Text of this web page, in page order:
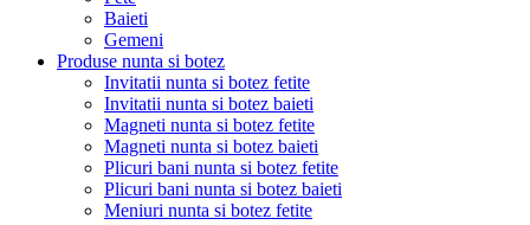
Baieti
Gemeni
Produse nunta si botez
Invitatii nunta si botez fetite
Invitatii nunta si botez baieti
Magneti nunta si botez fetite
Magneti nunta si botez baieti
Plicuri bani nunta si botez fetite
Plicuri bani nunta si botez baieti
Meniuri nunta si botez fetite